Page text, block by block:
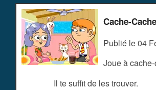
Cache-
Publié le 04
Joue à
Il te suffit de les trouver.